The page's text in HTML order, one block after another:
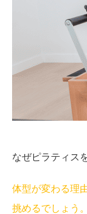
なぜピラティス
体型が変わる理
挑めるでしょう。